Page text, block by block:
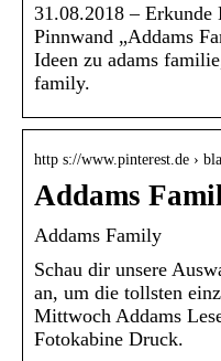
31.08.2018 –
Pinnwand „Addams
Ideen zu adams
family.
http s://www.pinterest.de ›
Addams
Addams Family
Schau dir unsere
an, um die tollsten
Mittwoch Addams
Fotokabine Druck.